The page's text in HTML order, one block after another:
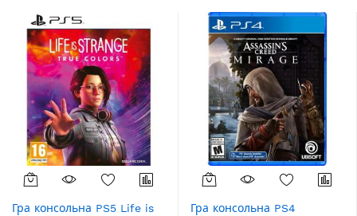
Гра консольна PS5 Life is
Гра консольна PS4